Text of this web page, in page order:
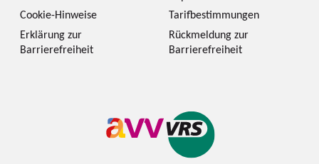
Cookie-Hinweise
Tarifbestimmungen
Erklärung zur
Barrierefreiheit
Rückmeldung zur
Barrierefreiheit